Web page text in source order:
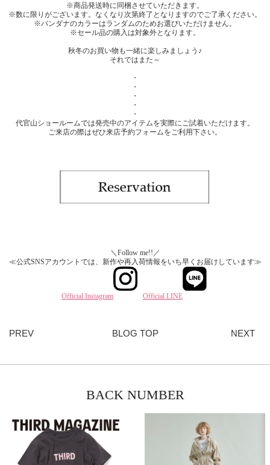
※商品発送時に同梱させていただきます。
※数に限りがございます。なくなり次第終了となりますのでご了承ください。
※バンダナのカラーはランダムのためお選びいただけません。
※セール品の購入は対象外となります。
秋冬のお買い物も一緒に楽しみましょう♪
それではまた～
・
・
・
・
・
代官山ショールームでは発売中のアイテムを実際にご試着いただけます。
ご来店の際はぜひ来店予約フォームをご利用下さい。
＼Follow me!!／
≪公式SNSアカウントでは、新作や再入荷情報をいち早くお届けしています≫
Official Instagram Official LINE
BLOG TOP
PREV NEXT
BACK NUMBER